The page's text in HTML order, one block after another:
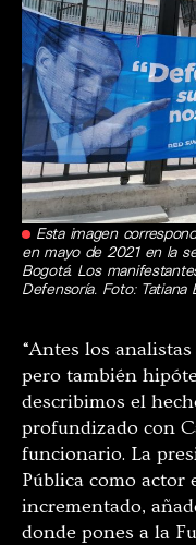
Esta imagen
en mayo de 2021 en la
Bogotá. Los
Defensoría. Foto: Tatiana
“Antes los
pero también
describimos el
profundizado con
funcionario. La
Pública como actor
incrementado,
donde pones a la